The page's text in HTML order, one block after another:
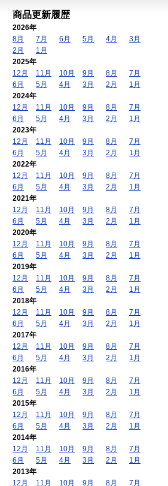
商品更新履歴
2026年
8月
7月 6月 5月 4月
3月
2月
1月
2025年
12月
11月 10月 9月 8月
7月
6月
5月 4月 3月 2月
1月
2024年
12月
11月 10月 9月 8月
7月
6月
5月 4月 3月 2月
1月
2023年
12月
11月 10月 9月 8月
7月
6月
5月 4月 3月 2月
1月
2022年
12月
11月 10月 9月 8月
7月
6月
5月 4月 3月 2月
1月
2021年
12月
11月 10月 9月 8月
7月
6月
5月 4月 3月 2月
1月
2020年
12月
11月 10月 9月 8月
7月
6月
5月 4月 3月 2月
1月
2019年
12月
11月 10月 9月 8月
7月
6月
5月 4月 3月 2月
1月
2018年
12月
11月 10月 9月 8月
7月
6月
5月 4月 3月 2月
1月
2017年
12月
11月 10月 9月 8月
7月
6月
5月 4月 3月 2月
1月
2016年
12月
11月 10月 9月 8月
7月
6月
5月 4月 3月 2月
1月
2015年
12月
11月 10月 9月 8月
7月
6月
5月 4月 3月 2月
1月
2014年
12月
11月 10月 9月 8月
7月
6月
5月 4月 3月 2月
1月
2013年
12月
11月 10月 9月 8月 7月